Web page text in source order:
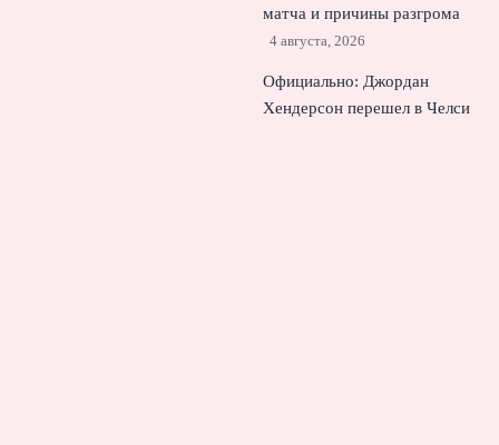
матча и причины разгрома
4 августа, 2026
Официально: Джордан
Хендерсон перешел в Челси